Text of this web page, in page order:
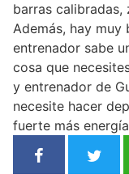
barras
Además, hay muy
entrenador sabe
cosa que
y entrenador de
necesite hacer
fuerte más